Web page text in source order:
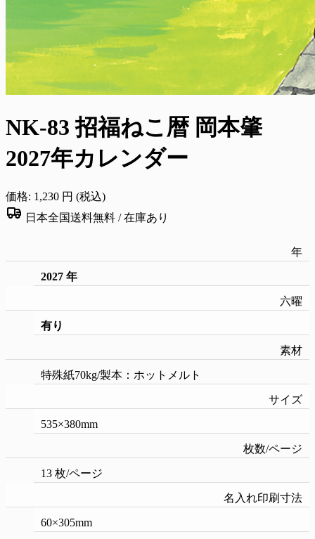
NK-83 招福ねこ暦 岡本肇
2027年カレンダー
価格: 1,230 円 (税込)
日本全国送料無料 /在庫あり
年
2027 年
六曜
有り
素材
特殊紙70kg/製本：ホットメルト
サイズ
535×380mm
枚数/ページ
13 枚/ページ
名入れ印刷寸法
60×305mm